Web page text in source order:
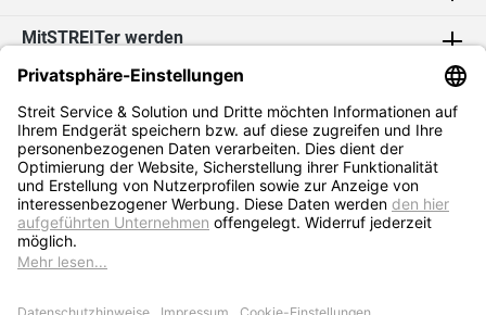
MitSTREITer werden
Kontakt
Social Media